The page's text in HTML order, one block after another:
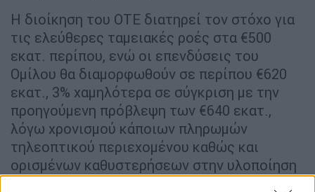
Η διοίκηση του ΟΤΕ διατηρεί τον στόχο για
τις ελεύθερες ταμειακές ροές στα €500
εκατ. περίπου, ενώ οι επενδύσεις του
Ομίλου θα διαμορφωθούν σε περίπου €620
εκατ., 3% χαμηλότερα σε σύγκριση με την
προηγούμενη πρόβλεψη των €640 εκατ.,
λόγω χρονισμού κάποιων πληρωμών
τηλεοπτικού περιεχομένου καθώς και
ορισμένων καθυστερήσεων στην υλοποίηση